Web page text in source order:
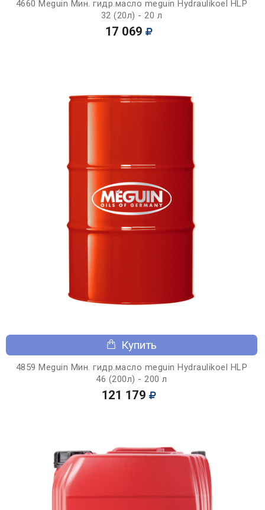
4660 Meguin Мин. гидр.масло meguin Hydraulikoel HLP
32 (20л) - 20 л
17 069
Купить
4859 Meguin Мин. гидр.масло meguin Hydraulikoel HLP
46 (200л) - 200 л
121 179